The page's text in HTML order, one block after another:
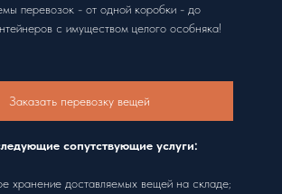
перевозок - от одной коробки - до
с имуществом целого особняка!
сопутствующие услуги:
хранение доставляемых вещей на складе;
Заказать перевозку вещей